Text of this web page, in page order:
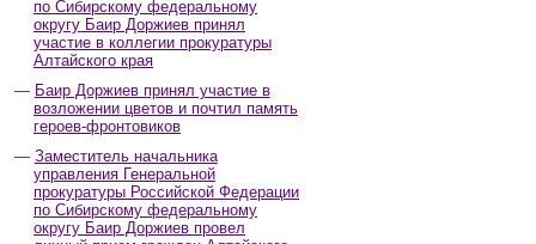
по Сибирскому федеральному
округу Баир Доржиев принял
участие в коллегии прокуратуры
Алтайского края
Баир Доржиев принял участие в
возложении цветов и почтил память
героев-фронтовиков
Заместитель начальника
управления Генеральной
прокуратуры Российской Федерации
по Сибирскому федеральному
округу Баир Доржиев провел